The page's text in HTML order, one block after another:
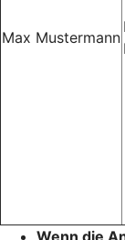
Max Mustermann
Wenn die